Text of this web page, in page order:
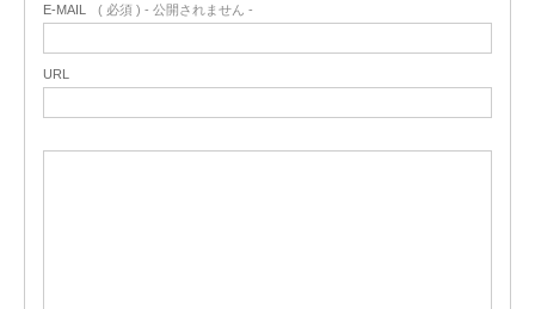
E-MAIL ( 必須 ) - 公開されません -
URL